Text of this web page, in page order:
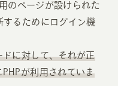
のページが設けられた
するためにログイン機
に対して、それが正
が利用されていま